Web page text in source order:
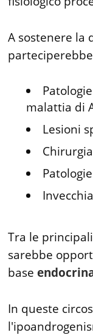
A sostenere la
malattia di
Lesioni
Tra le
sarebbe
base
In queste